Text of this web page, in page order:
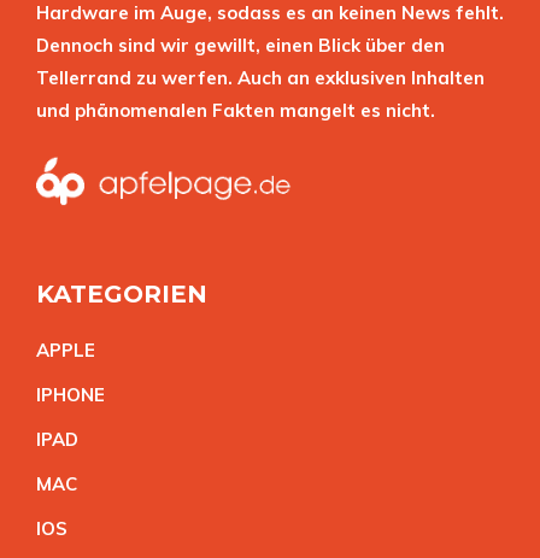
Hardware im Auge, sodass es an keinen News fehlt.
Dennoch sind wir gewillt, einen Blick über den
Tellerrand zu werfen. Auch an exklusiven Inhalten
und phänomenalen Fakten mangelt es nicht.
KATEGORIEN
APPLE
IPHONE
IPAD
MAC
IOS